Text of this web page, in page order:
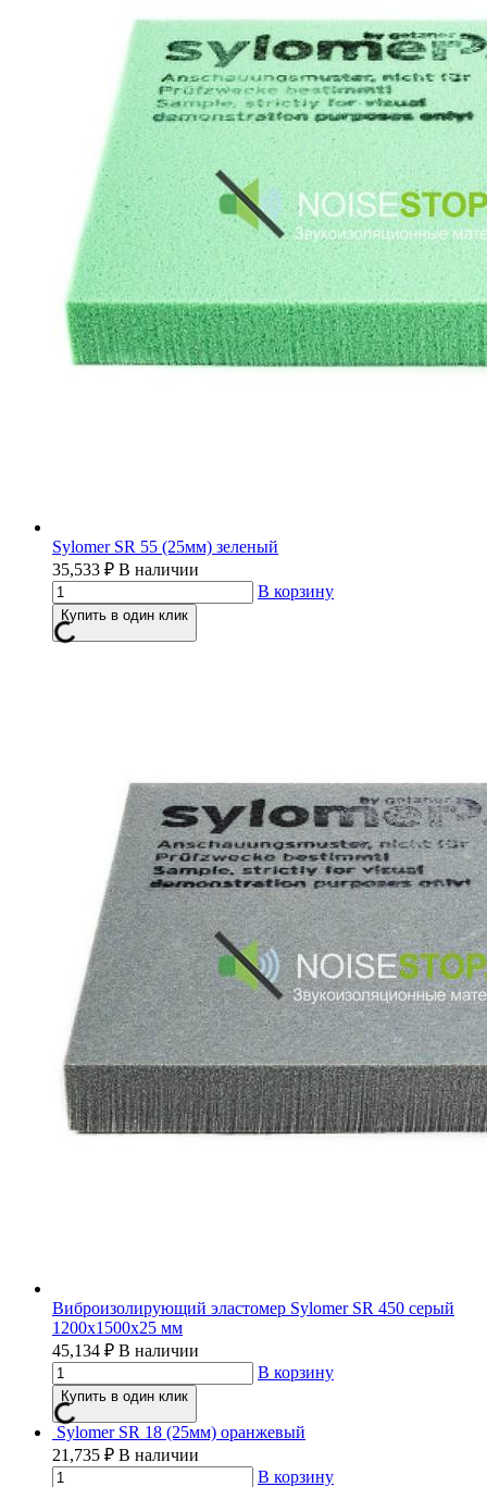
Sylomer SR 55 (25мм) зеленый
35,533 ₽ В наличии
В корзину
Купить в один клик
Виброизолирующий эластомер Sylomer SR 450 серый
1200х1500х25 мм
45,134 ₽ В наличии
В корзину
Купить в один клик
Sylomer SR 18 (25мм) оранжевый
21,735 ₽ В наличии
В корзину